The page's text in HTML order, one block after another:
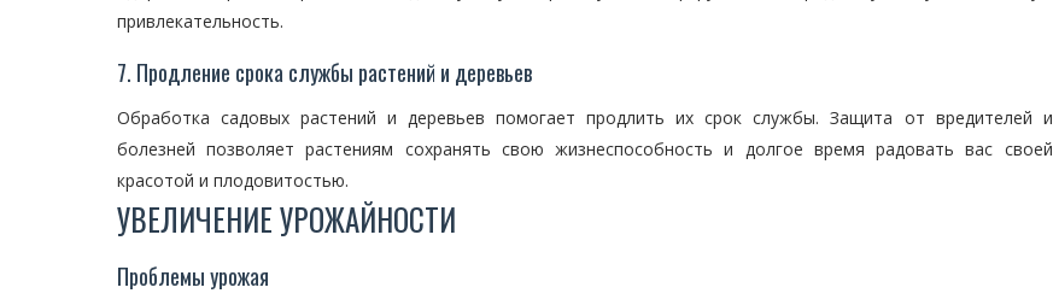
привлекательность.
7. Продление срока службы растений и деревьев
Обработка садовых растений и деревьев помогает продлить их срок службы. Защита от вредителей и
болезней позволяет растениям сохранять свою жизнеспособность и долгое время радовать вас своей
красотой и плодовитостью.
УВЕЛИЧЕНИЕ УРОЖАЙНОСТИ
Проблемы урожая